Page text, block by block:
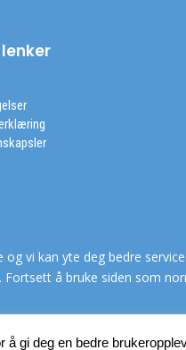
vi kan yte deg bedre
Fortsett å bruke siden som
å gi deg en bedre